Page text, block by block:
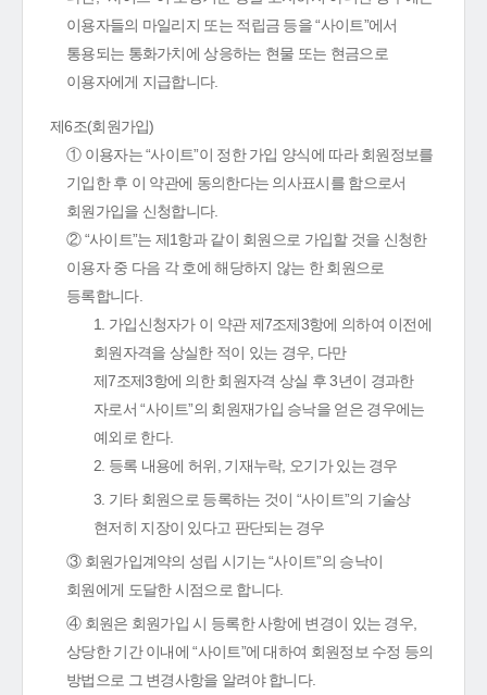
이용자들의 마일리지 또는 적립금 등을 “사이트”에서
통용되는 통화가치에 상응하는 현물 또는 현금으로
이용자에게 지급합니다.
제6조(회원가입)
① 이용자는 “사이트”이 정한 가입 양식에 따라 회원정보를
기입한 후 이 약관에 동의한다는 의사표시를 함으로서
회원가입을 신청합니다.
② “사이트”는 제1항과 같이 회원으로 가입할 것을 신청한
이용자 중 다음 각 호에 해당하지 않는 한 회원으로
등록합니다.
1. 가입신청자가 이 약관 제7조제3항에 의하여 이전에
회원자격을 상실한 적이 있는 경우, 다만
제7조제3항에 의한 회원자격 상실 후 3년이 경과한
자로서 “사이트”의 회원재가입 승낙을 얻은 경우에는
예외로 한다.
2. 등록 내용에 허위, 기재누락, 오기가 있는 경우
3. 기타 회원으로 등록하는 것이 “사이트”의 기술상
현저히 지장이 있다고 판단되는 경우
③ 회원가입계약의 성립 시기는 “사이트”의 승낙이
회원에게 도달한 시점으로 합니다.
④ 회원은 회원가입 시 등록한 사항에 변경이 있는 경우,
상당한 기간 이내에 “사이트”에 대하여 회원정보 수정 등의
방법으로 그 변경사항을 알려야 합니다.